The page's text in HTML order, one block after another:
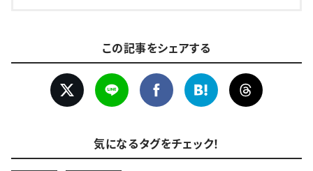
この記事をシェアする
気になるタグをチェック！